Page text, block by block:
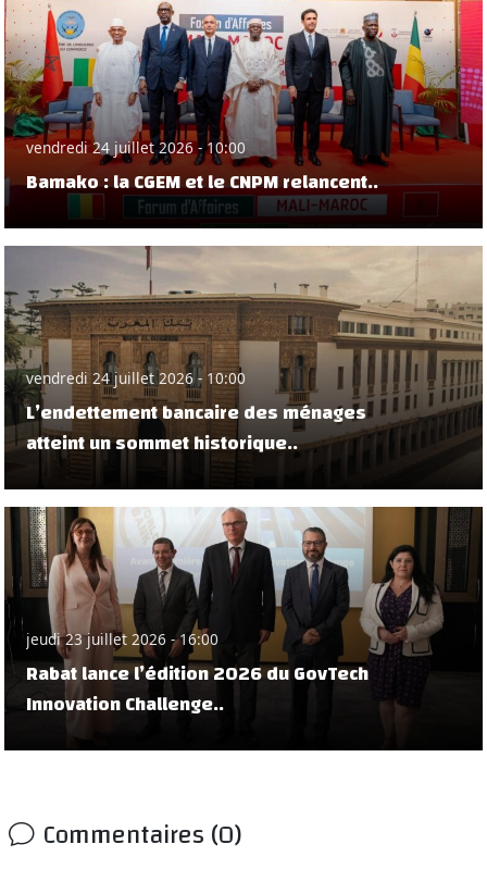
vendredi 24 juillet 2026 - 10:00
Bamako : la CGEM et le CNPM relancent..
vendredi 24 juillet 2026 - 10:00
L’endettement bancaire des ménages
atteint un sommet historique..
jeudi 23 juillet 2026 - 16:00
Rabat lance l’édition 2026 du GovTech
Innovation Challenge..
Commentaires (0)